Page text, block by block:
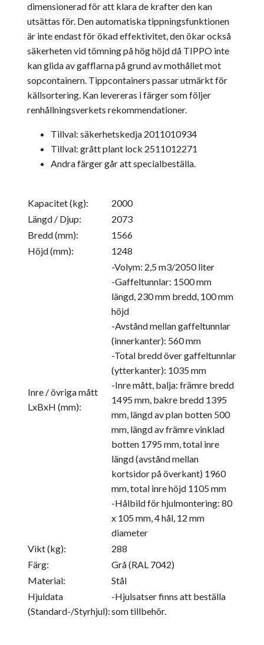
dimensionerad för att klara de krafter den kan
utsättas för. Den automatiska tippningsfunktionen
är inte endast för ökad effektivitet, den ökar också
säkerheten vid tömning på hög höjd då TIPPO inte
kan glida av gafflarna på grund av mothållet mot
sopcontainern. Tippcontainers passar utmärkt för
källsortering. Kan levereras i färger som följer
renhållningsverkets rekommendationer.
Tillval: säkerhetskedja 2011010934
Tillval: grått plant lock 2511012271
Andra färger går att specialbeställa.
Kapacitet (kg):
2000
Längd / Djup:
2073
Bredd (mm):
1566
Höjd (mm):
1248
Inre / övriga mått
LxBxH (mm):
-Volym: 2,5 m3/2050 liter
-Gaffeltunnlar: 1500 mm
längd, 230 mm bredd, 100 mm
höjd
-Avstånd mellan gaffeltunnlar
(innerkanter): 560 mm
-Total bredd över gaffeltunnlar
(ytterkanter): 1035 mm
-Inre mått, balja: främre bredd
1495 mm, bakre bredd 1395
mm, längd av plan botten 500
mm, längd av främre vinklad
botten 1795 mm, total inre
längd (avstånd mellan
kortsidor på överkant) 1960
mm, total inre höjd 1105 mm
-Hålbild för hjulmontering: 80
x 105 mm, 4 hål, 12 mm
diameter
Vikt (kg):
288
Färg:
Grå (RAL 7042)
Material:
Stål
Hjuldata
(Standard-/Styrhjul):
-Hjulsatser finns att beställa
som tillbehör.